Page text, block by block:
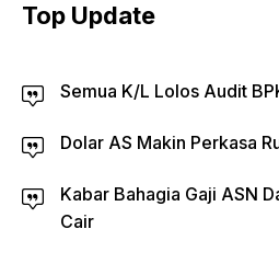
Top Update
Semua K/L Lolos Audit
Dolar AS Makin Perkasa
Kabar Bahagia Gaji ASN
Cair